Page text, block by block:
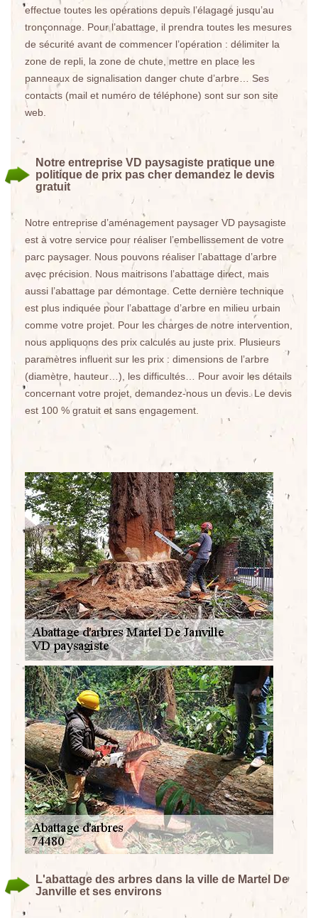
effectue toutes les opérations depuis l’élagage jusqu’au
tronçonnage. Pour l’abattage, il prendra toutes les mesures
de sécurité avant de commencer l’opération : délimiter la
zone de repli, la zone de chute, mettre en place les
panneaux de signalisation danger chute d’arbre… Ses
contacts (mail et numéro de téléphone) sont sur son site
web.
Notre entreprise VD paysagiste pratique une
politique de prix pas cher demandez le devis
gratuit
Notre entreprise d’aménagement paysager VD paysagiste
est à votre service pour réaliser l’embellissement de votre
parc paysager. Nous pouvons réaliser l’abattage d’arbre
avec précision. Nous maitrisons l’abattage direct, mais
aussi l’abattage par démontage. Cette dernière technique
est plus indiquée pour l’abattage d’arbre en milieu urbain
comme votre projet. Pour les charges de notre intervention,
nous appliquons des prix calculés au juste prix. Plusieurs
paramètres influent sur les prix : dimensions de l’arbre
(diamètre, hauteur…), les difficultés… Pour avoir les détails
concernant votre projet, demandez-nous un devis. Le devis
est 100 % gratuit et sans engagement.
L'abattage des arbres dans la ville de Martel De
Janville et ses environs